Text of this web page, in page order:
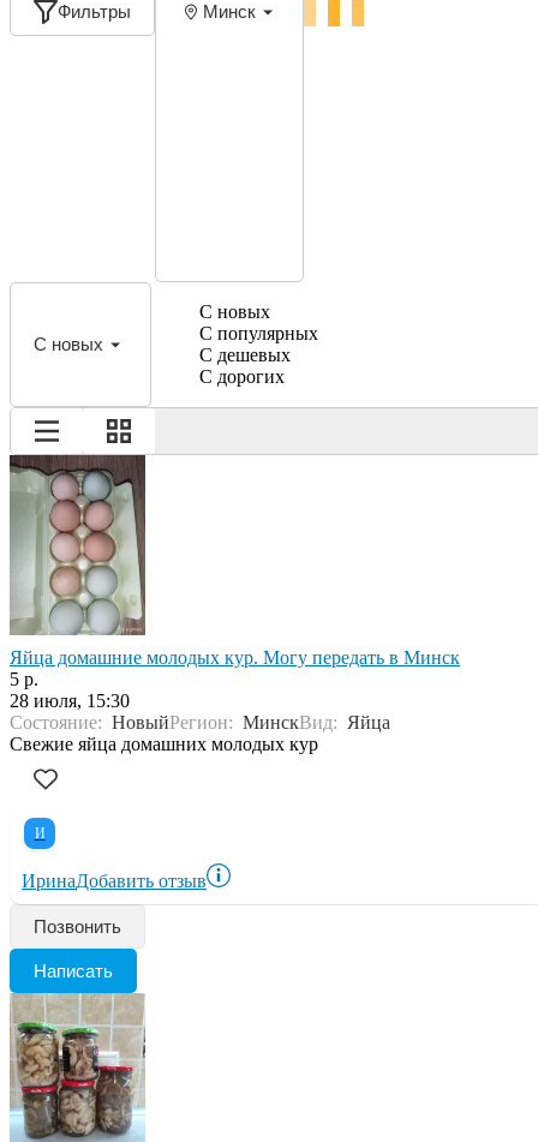
Фильтры Минск
С новых
С новых
С популярных
С дешевых
С дорогих
Яйца домашние молодых кур. Могу передать в Минск
5 р.
28 июля, 15:30
Состояние: НовыйРегион: МинскВид: Яйца
Свежие яйца домашних молодых кур
И
ИринаДобавить отзыв
Позвонить
Написать